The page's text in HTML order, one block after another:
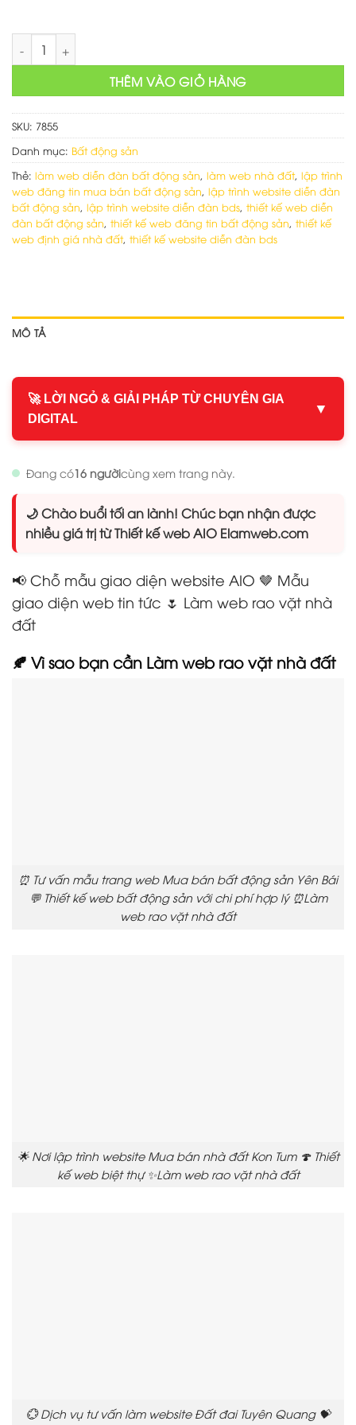
Làm web rao vặt nhà đất số lượng
THÊM VÀO GIỎ HÀNG
SKU: 7855
Danh mục: Bất động sản
Thẻ: làm web diễn đàn bất động sản, làm web nhà đất, lập trình
web đăng tin mua bán bất động sản, lập trình website diễn đàn
bất động sản, lập trình website diễn đàn bds, thiết kế web diễn
đàn bất động sản, thiết kế web đăng tin bất động sản, thiết kế
web định giá nhà đất, thiết kế website diễn đàn bds
MÔ TẢ
🚀 LỜI NGỎ & GIẢI PHÁP TỪ CHUYÊN GIA
DIGITAL
▼
Đang có16 ngườicùng xem trang này.
🌙 Chào buổi tối an lành! Chúc bạn nhận được
nhiều giá trị từ Thiết kế web AIO Elamweb.com
📢 Chỗ mẫu giao diện website AIO 🤎 Mẫu
giao diện web tin tức 🌷 Làm web rao vặt nhà
đất
🍂 Vì sao bạn cần Làm web rao vặt nhà đất
⏰ Tư vấn mẫu trang web Mua bán bất động sản Yên Bái
💬 Thiết kế web bất động sản với chi phí hợp lý ⏰Làm
web rao vặt nhà đất
🌟 Nơi lập trình website Mua bán nhà đất Kon Tum 🍄 Thiết
kế web biệt thự ✨Làm web rao vặt nhà đất
💮 Dịch vụ tư vấn làm website Đất đai Tuyên Quang 💝